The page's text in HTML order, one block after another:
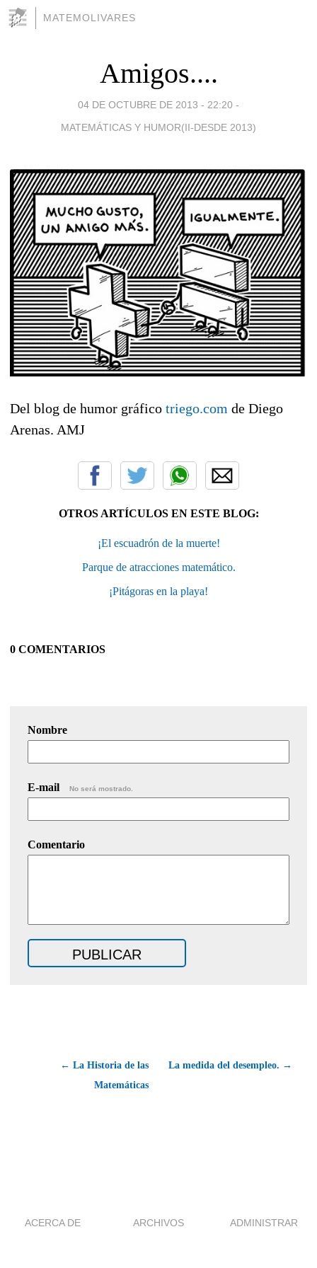
MATEMOLIVARES
Amigos....
04 DE OCTUBRE DE 2013 - 22:20 -
MATEMÁTICAS Y HUMOR(II-DESDE 2013)
Del blog de humor gráfico triego.com de Diego
Arenas. AMJ
OTROS ARTÍCULOS EN ESTE BLOG:
¡El escuadrón de la muerte!
Parque de atracciones matemático.
¡Pitágoras en la playa!
0 COMENTARIOS
Nombre
E-mail No será mostrado.
Comentario
← La Historia de las
Matemáticas
La medida del desempleo. →
ACERCA DE ARCHIVOS ADMINISTRAR